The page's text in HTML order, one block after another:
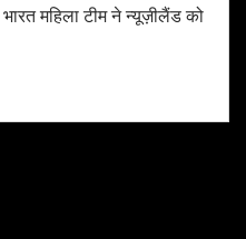
महिला टीम ने न्यूज़ीलैंड को